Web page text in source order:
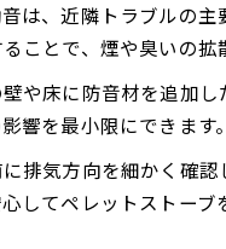
は、近隣トラブルの
ことで、煙や臭いの拡
や床に防音材を追加
響を最小限にできます。
排気方向を細かく確
してペレットストーブ